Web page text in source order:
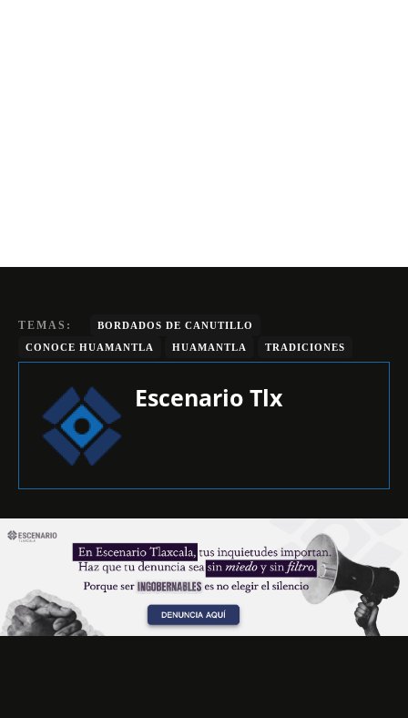
TEMAS:
BORDADOS DE CANUTILLO
CONOCE HUAMANTLA
HUAMANTLA TRADICIONES
Escenario Tlx